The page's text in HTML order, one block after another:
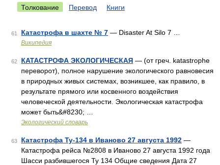
Толкование Перевод Книги
61 Катастрофа в шахте № 7 — Disaster At Silo 7 …
Википедия
62 КАТАСТРОФА ЭКОЛОГИЧЕСКАЯ — (от греч. katastrophe
переворот), полное нарушение экологического равновесия
в природных живых системах, возникшее, как правило, в
результате прямого или косвенного воздействия
человеческой деятельности. Экологическая катастрофа
может быть&#8230; …
Экологический словарь
63 Катастрофа Ту-134 в Иваново 27 августа 1992 —
Катастрофа рейса №2808 в Иваново 27 августа 1992 года
Шасси разбившегося Ту 134 Общие сведения Дата 27